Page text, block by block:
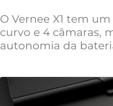
O Vernee X1 tem
curvo e 4 câmaras,
autonomia da